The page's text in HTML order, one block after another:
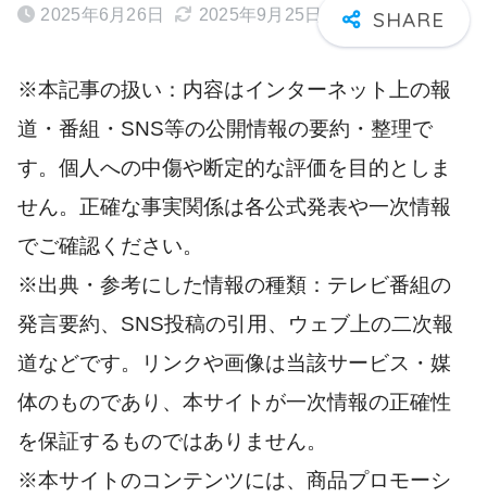
2025年6月26日 2025年9月25日
※本記事の扱い：内容はインターネット上の報
道・番組・SNS等の公開情報の要約・整理で
す。個人への中傷や断定的な評価を目的としま
せん。正確な事実関係は各公式発表や一次情報
でご確認ください。
※出典・参考にした情報の種類：テレビ番組の
発言要約、SNS投稿の引用、ウェブ上の二次報
道などです。リンクや画像は当該サービス・媒
体のものであり、本サイトが一次情報の正確性
を保証するものではありません。
※本サイトのコンテンツには、商品プロモーシ